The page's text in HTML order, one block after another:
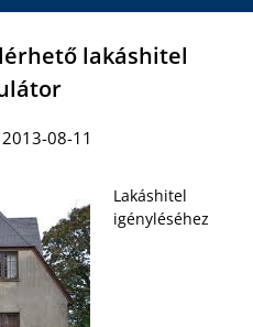
lakáshitel
08-11
Lakáshitel
igényléséhez